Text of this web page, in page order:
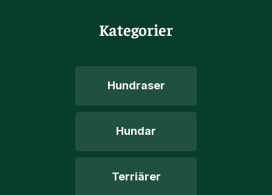
Kategorier
Hundraser
Hundar
Terriärer